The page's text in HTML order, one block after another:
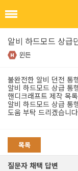
알비 하드모드 상급
윈든
불완전한 알비 던전 통
알비 하드모드 상급 통
핸디크래프트 제작 목
알비 하드모드 상급 통
도움 부탁 드리겠습니
목록
질문자 채택 답변